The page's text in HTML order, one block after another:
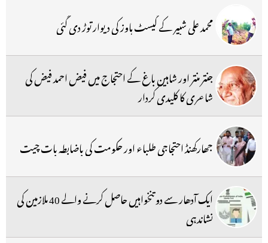
محمد علی شبیر کے گیسٹ ہاوز کی دیوار توڑ دی گئی
جنتر منتر اور شاہین باغ کے احتجاج میں فیض احمد فیض کی
شاعری کا کلیدی کردار
جھارکھنڈ احتجاجی طلباء اور حکومت کی باضابطہ بات چیت
ایک آدھار سے دو تنخواہیں حاصل کرنے والے 40 ملازمین کی
نشاندہی